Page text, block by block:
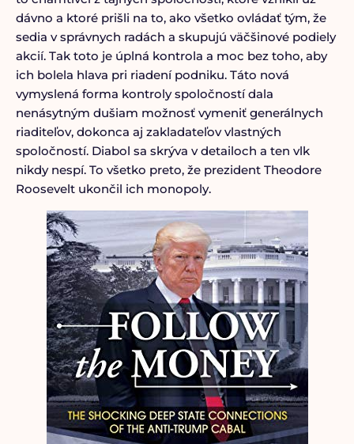
dávno a ktoré prišli na to, ako všetko ovládať tým, že
sedia v správnych radách a skupujú väčšinové podiely
akcií. Tak toto je úplná kontrola a moc bez toho, aby
ich bolela hlava pri riadení podniku. Táto nová
vymyslená forma kontroly spoločností dala
nenásytným dušiam možnosť vymeniť generálnych
riaditeľov, dokonca aj zakladateľov vlastných
spoločností. Diabol sa skrýva v detailoch a ten vlk
nikdy nespí. To všetko preto, že prezident Theodore
Roosevelt ukončil ich monopoly.